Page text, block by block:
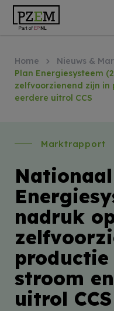
Home Nieuws &
Plan Energiesysteem
zelfvoorzienend zijn in
eerdere uitrol CCS
Marktrapport
nadruk
productie
stroom
uitrol CCS